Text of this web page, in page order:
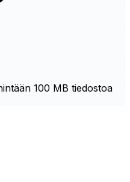
100 MB tiedostoa